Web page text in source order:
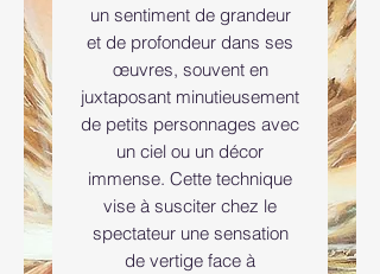
un sentiment de grandeur
et de profondeur dans ses
œuvres, souvent en
juxtaposant minutieusement
de petits personnages avec
un ciel ou un décor
immense. Cette technique
vise à susciter chez le
spectateur une sensation
de vertige face à